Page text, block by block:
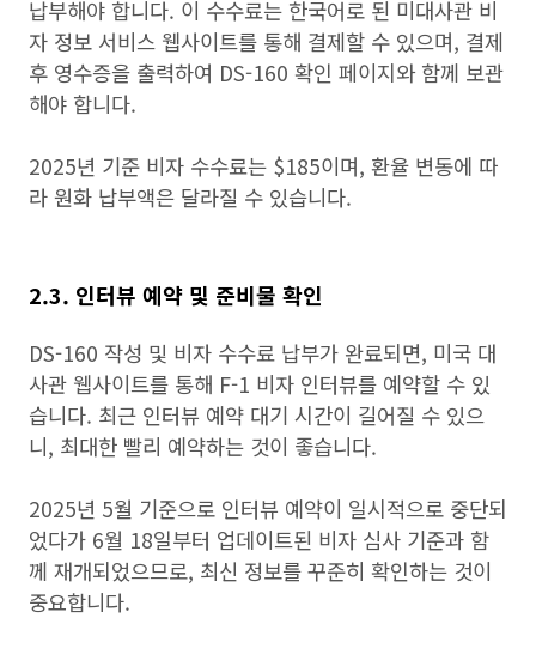
납부해야 합니다. 이 수수료는 한국어로 된 미대사관 비
자 정보 서비스 웹사이트를 통해 결제할 수 있으며, 결제
후 영수증을 출력하여 DS-160 확인 페이지와 함께 보관
해야 합니다.
2025년 기준 비자 수수료는 $185이며, 환율 변동에 따
라 원화 납부액은 달라질 수 있습니다.
2.3. 인터뷰 예약 및 준비물 확인
DS-160 작성 및 비자 수수료 납부가 완료되면, 미국 대
사관 웹사이트를 통해 F-1 비자 인터뷰를 예약할 수 있
습니다. 최근 인터뷰 예약 대기 시간이 길어질 수 있으
니, 최대한 빨리 예약하는 것이 좋습니다.
2025년 5월 기준으로 인터뷰 예약이 일시적으로 중단되
었다가 6월 18일부터 업데이트된 비자 심사 기준과 함
께 재개되었으므로, 최신 정보를 꾸준히 확인하는 것이
중요합니다.